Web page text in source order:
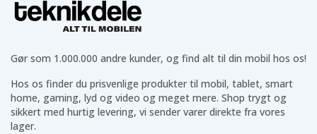
Gør som 1.000.000 andre kunder, og find alt til din mobil hos os!
Hos os finder du prisvenlige produkter til mobil, tablet, smart
home, gaming, lyd og video og meget mere. Shop trygt og
sikkert med hurtig levering, vi sender varer direkte fra vores
lager.